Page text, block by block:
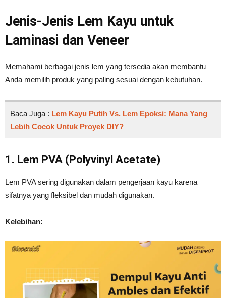
Jenis-Jenis Lem Kayu untuk
Laminasi dan Veneer
Memahami berbagai jenis lem yang tersedia akan membantu
Anda memilih produk yang paling sesuai dengan kebutuhan.
Baca Juga : Lem Kayu Putih Vs. Lem Epoksi: Mana Yang
Lebih Cocok Untuk Proyek DIY?
1. Lem PVA (Polyvinyl Acetate)
Lem PVA sering digunakan dalam pengerjaan kayu karena
sifatnya yang fleksibel dan mudah digunakan.
Kelebihan: